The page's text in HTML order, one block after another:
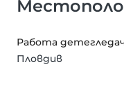
Работа
Пловдив